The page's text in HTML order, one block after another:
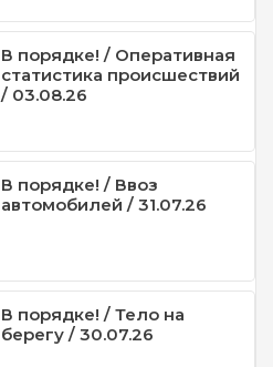
В порядке! / Оперативная
статистика происшествий
/ 03.08.26
В порядке! / Ввоз
автомобилей / 31.07.26
В порядке! / Тело на
берегу / 30.07.26